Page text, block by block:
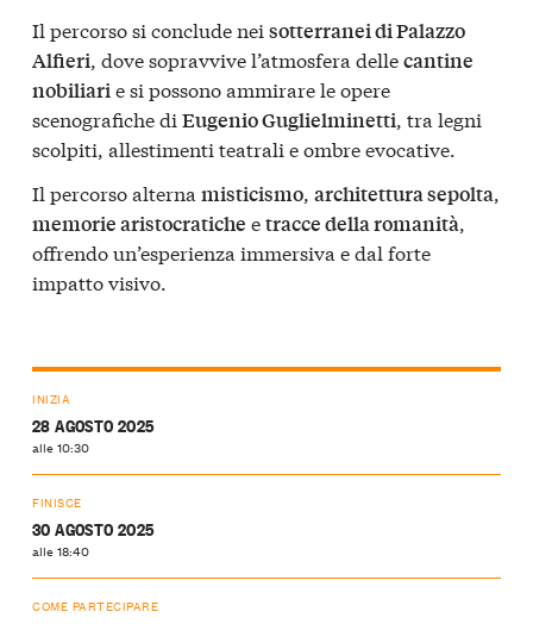
Il percorso si conclude nei sotterranei di Palazzo
Alfieri , dove sopravvive l’atmosfera dellecantine
nobiliari e si possono ammirare le opere
scenografiche di Eugenio Guglielminetti , tra legni
scolpiti, allestimenti teatrali e ombre evocative.
Il percorso alterna misticismo, architettura sepolta,
memorie aristocratiche etracce della romanità,
offrendo un’esperienza immersiva e dal forte
impatto visivo.
INIZIA
28 AGOSTO 2025
alle 10:30
FINISCE
30 AGOSTO 2025
alle 18:40
COME PARTECIPARE